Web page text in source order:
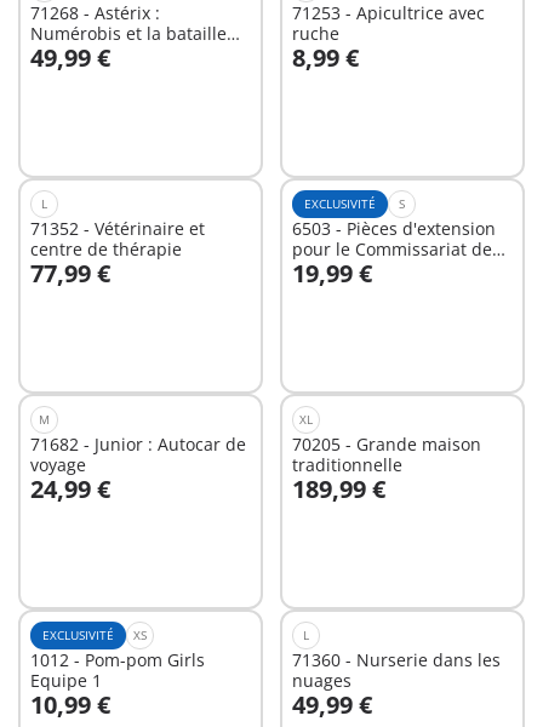
71268 - Astérix :
Numérobis et la bataille
du Palais
49,99 €
Au panier
71253 - Apicultrice avec
ruche
8,99 €
Au panier
L
71352 - Vétérinaire et
centre de thérapie
77,99 €
Au panier
EXCLUSIVITÉ S
6503 - Pièces d'extension
pour le Commissariat de
Police avec Prison/Système
d'alarme
19,99 €
Au panier
M
71682 - Junior : Autocar de
voyage
24,99 €
Au panier
XL
70205 - Grande maison
traditionnelle
189,99 €
Au panier
EXCLUSIVITÉ XS
1012 - Pom-pom Girls
Equipe 1
10,99 €
Au panier
L
71360 - Nurserie dans les
nuages
49,99 €
Au panier